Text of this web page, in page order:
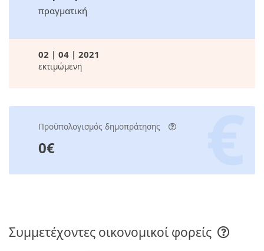
πραγματική
02 | 04 | 2021
εκτιμώμενη
Προϋπολογισμός δημοπράτησης
0€
Συμμετέχοντες οικονομικοί φορείς